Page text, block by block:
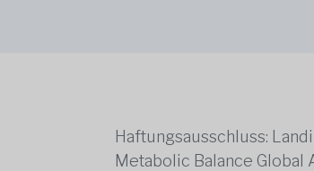
Haftungsausschluss:
Metabolic Balance Global